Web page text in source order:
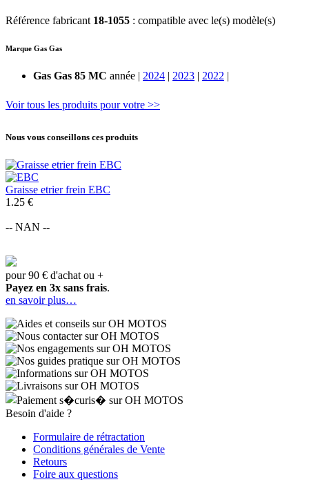
Référence fabricant 18-1055 : compatible avec le(s) modèle(s)
Marque Gas Gas
Gas Gas 85 MC année | 2024 | 2023 | 2022 |
Voir tous les produits pour votre >>
Nous vous conseillons ces produits
Graisse etrier frein EBC
1.25 €
-- NAN --
pour 90 € d'achat ou +
Payez en 3x sans frais.
en savoir plus…
Besoin d'aide ?
Formulaire de rétractation
Conditions générales de Vente
Retours
Foire aux questions